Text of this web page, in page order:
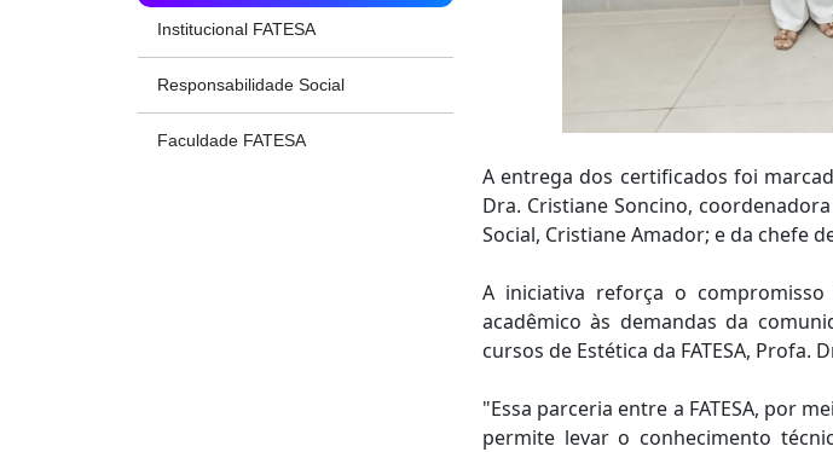
Institucional FATESA
Responsabilidade Social
Faculdade FATESA
A entrega dos certificados foi
Dra. Cristiane Soncino,
Social, Cristiane Amador; e da chefe
A iniciativa reforça o compromisso
acadêmico às demandas da
cursos de Estética da FATESA,
"Essa parceria entre a FATESA, por
permite levar o conhecimento